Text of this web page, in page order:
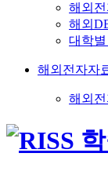
해외
해외
대학
해외전자자
해외전